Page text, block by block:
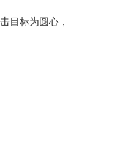
目标为圆心，